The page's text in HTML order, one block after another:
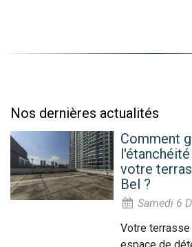
Nos dernières actualités
Comment
votre
Bel ?
Samedi 6
Votre